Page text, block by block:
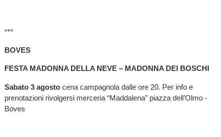
***
BOVES
FESTA MADONNA DELLA NEVE – MADONNA DEI BOSCHI
Sabato 3 agostocena campagnola dalle ore 20. Per info e
prenotazioni rivolgersi merceria “Maddalena” piazza dell’Olmo -
Boves